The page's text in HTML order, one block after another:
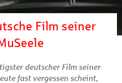
Film seiner
deutscher Film seiner
fast vergessen scheint,